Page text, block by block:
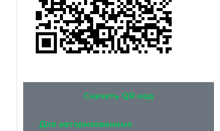
Скачать QR-код
Для авторизованных